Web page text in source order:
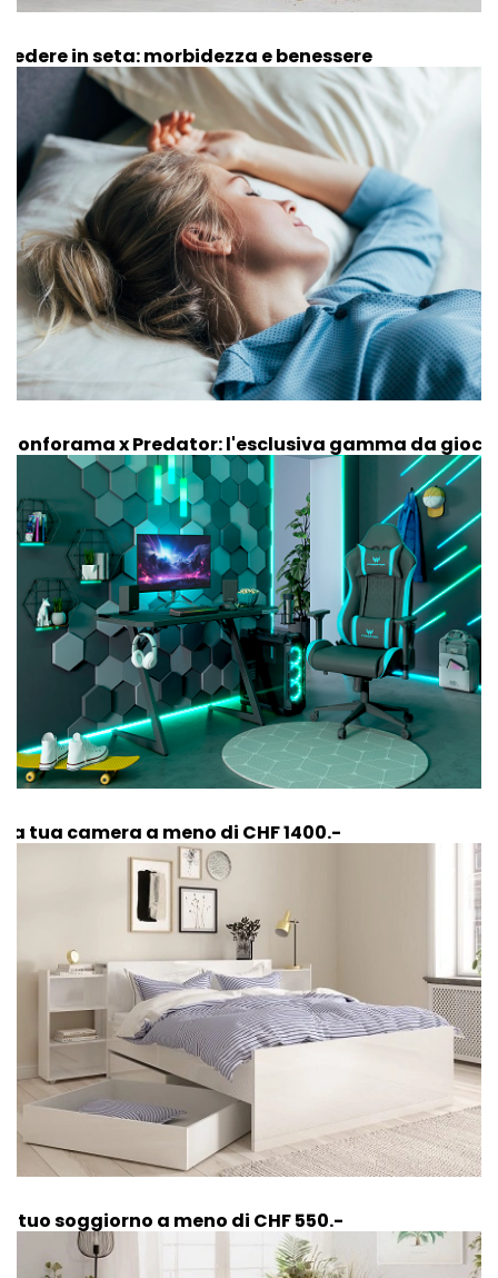
Federe in seta: morbidezza e benessere
Conforama x Predator: l'esclusiva gamma da gioco
La tua camera a meno di CHF 1400.-
Il tuo soggiorno a meno di CHF 550.-